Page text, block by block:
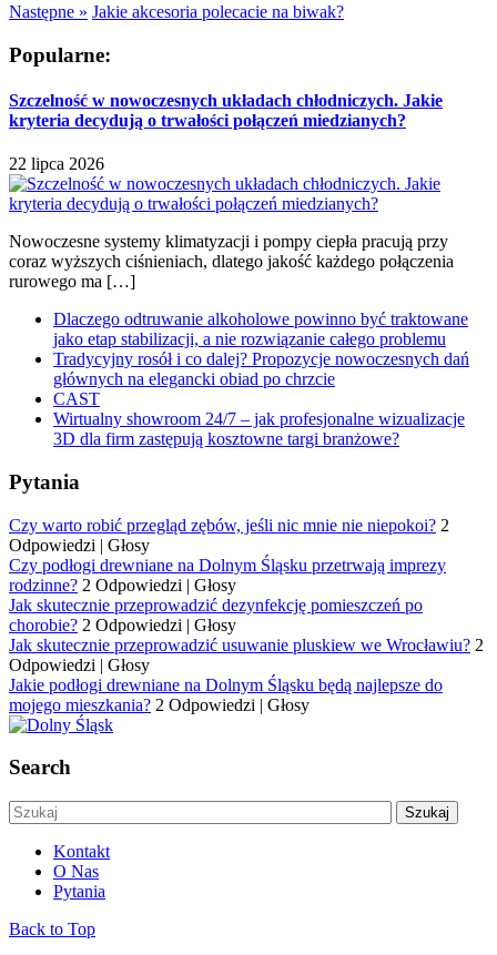
Następne » Jakie akcesoria polecacie na biwak?
Popularne:
Szczelność w nowoczesnych układach chłodniczych. Jakie
kryteria decydują o trwałości połączeń miedzianych?
22 lipca 2026
Nowoczesne systemy klimatyzacji i pompy ciepła pracują przy
coraz wyższych ciśnieniach, dlatego jakość każdego połączenia
rurowego ma […]
Dlaczego odtruwanie alkoholowe powinno być traktowane
jako etap stabilizacji, a nie rozwiązanie całego problemu
Tradycyjny rosół i co dalej? Propozycje nowoczesnych dań
głównych na elegancki obiad po chrzcie
CAST
Wirtualny showroom 24/7 – jak profesjonalne wizualizacje
3D dla firm zastępują kosztowne targi branżowe?
Pytania
Czy warto robić przegląd zębów, jeśli nic mnie nie niepokoi? 2
Odpowiedzi | Głosy
Czy podłogi drewniane na Dolnym Śląsku przetrwają imprezy
rodzinne? 2 Odpowiedzi | Głosy
Jak skutecznie przeprowadzić dezynfekcję pomieszczeń po
chorobie? 2 Odpowiedzi | Głosy
Jak skutecznie przeprowadzić usuwanie pluskiew we Wrocławiu? 2
Odpowiedzi | Głosy
Jakie podłogi drewniane na Dolnym Śląsku będą najlepsze do
mojego mieszkania? 2 Odpowiedzi | Głosy
Search
Kontakt
O Nas
Pytania
Back to Top